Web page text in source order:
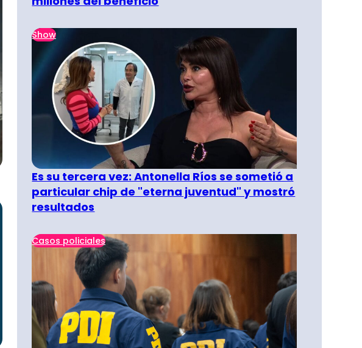
Show
Es su tercera vez: Antonella Ríos se sometió a
particular chip de "eterna juventud" y mostró
resultados
Casos policiales